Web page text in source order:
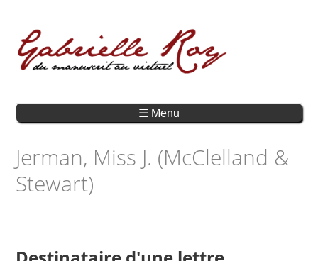
☰ Menu
Jerman, Miss J. (McClelland &
Stewart)